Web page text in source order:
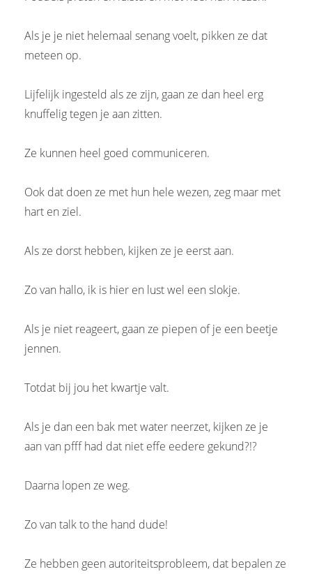
Als je je niet helemaal senang voelt, pikken ze dat
meteen op.
Lijfelijk ingesteld als ze zijn, gaan ze dan heel erg
knuffelig tegen je aan zitten.
Ze kunnen heel goed communiceren.
Ook dat doen ze met hun hele wezen, zeg maar met
hart en ziel.
Als ze dorst hebben, kijken ze je eerst aan.
Zo van hallo, ik is hier en lust wel een slokje.
Als je niet reageert, gaan ze piepen of je een beetje
jennen.
Totdat bij jou het kwartje valt.
Als je dan een bak met water neerzet, kijken ze je
aan van pfff had dat niet effe eedere gekund?!?
Daarna lopen ze weg.
Zo van talk to the hand dude!
Ze hebben geen autoriteitsprobleem, dat bepalen ze